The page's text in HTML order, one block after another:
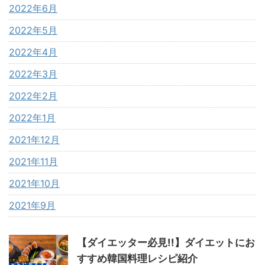
2022年6月
2022年5月
2022年4月
2022年3月
2022年2月
2022年1月
2021年12月
2021年11月
2021年10月
2021年9月
【ダイエッター必見!!】ダイエットにお
すすめ韓国料理レシピ紹介